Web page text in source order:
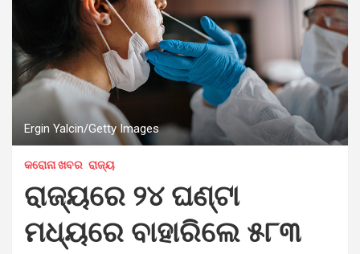
Ergin Yalcin/Getty Images
କରୋନା ଖବର ରାଜ୍ୟ
ରାଜ୍ୟରେ ୨୪ ଘଣ୍ଟା
ମଧ୍ୟରେ ବାହାରିଲେ ୫୮୩